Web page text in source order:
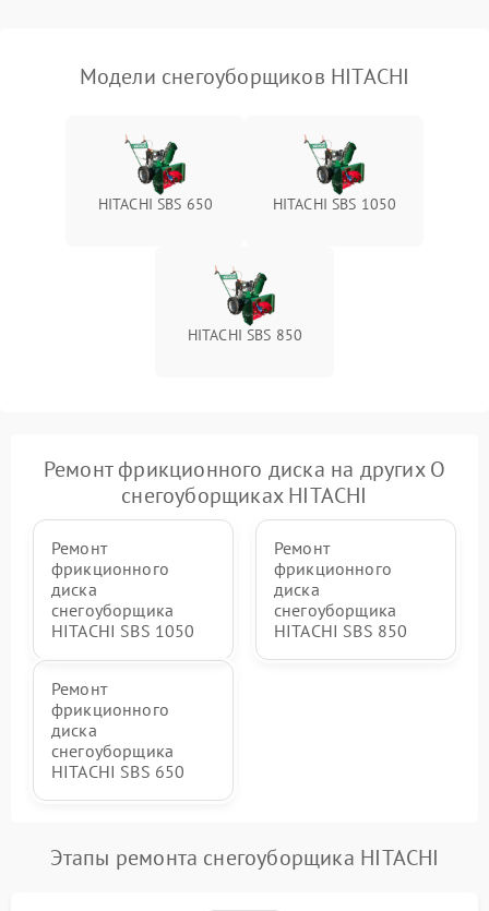
Повреждение троса
Подробнее →
1000 ₽
Неисправность системы
регулировки высоты
1000 ₽ Подробнее →
Модели снегоуборщиков HITACHI
HITACHI SBS 650 HITACHI SBS 1050
HITACHI SBS 850
Ремонт фрикционного диска на других О
снегоуборщиках HITACHI
Ремонт
фрикционного
диска
снегоуборщика
HITACHI SBS 1050
Ремонт
фрикционного
диска
снегоуборщика
HITACHI SBS 850
Ремонт
фрикционного
диска
снегоуборщика
HITACHI SBS 650
Этапы ремонта снегоуборщика HITACHI